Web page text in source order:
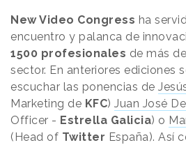
New Video Congress ha
encuentro y palanca de
1500 profesionales de más
sector. En anteriores ediciones
escuchar las ponencias de
Marketing de KFC) Juan José
Officer - Estrella Galicia) o
(Head of Twitter España). Así